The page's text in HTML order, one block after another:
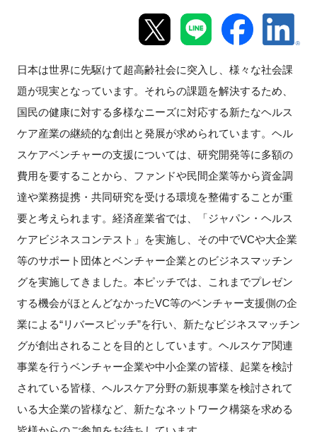
イベント
プログラム
インタビュー・コラム
ニュース・掲示板
特別会員
施設・アクセス
FAQ
イベントお知らせメール登録
日本は世界に先駆けて超高齢社会に突入し、様々な社会課
題が現実となっています。それらの課題を解決するため、
国民の健康に対する多様なニーズに対応する新たなヘルス
ケア産業の継続的な創出と発展が求められています。ヘル
スケアベンチャーの支援については、研究開発等に多額の
費用を要することから、ファンドや民間企業等から資金調
達や業務提携・共同研究を受ける環境を整備することが重
要と考えられます。経済産業省では、「ジャパン・ヘルス
ケアビジネスコンテスト」を実施し、その中でVCや大企業
等のサポート団体とベンチャー企業とのビジネスマッチン
グを実施してきました。本ピッチでは、これまでプレゼン
する機会がほとんどなかったVC等のベンチャー支援側の企
業による“リバースピッチ”を行い、新たなビジネスマッチン
グが創出されることを目的としています。ヘルスケア関連
事業を行うベンチャー企業や中小企業の皆様、起業を検討
されている皆様、ヘルスケア分野の新規事業を検討されて
いる大企業の皆様など、新たなネットワーク構築を求める